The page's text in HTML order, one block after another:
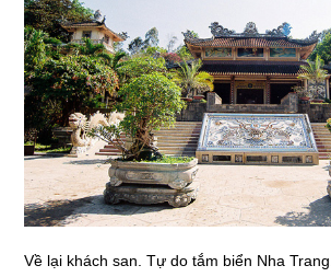
Về lại khách san. Tự do tắm biển Nha Trang.